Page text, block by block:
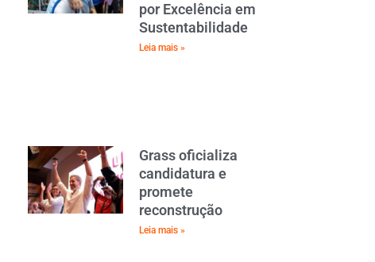
por Excelência em
Sustentabilidade
Leia mais »
Grass oficializa
candidatura e
promete
reconstrução
Leia mais »